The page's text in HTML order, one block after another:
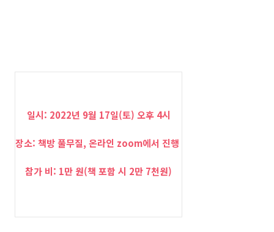
일시: 2022년 9월 17일(토) 오후 4시
장소: 책방 풀무질, 온라인 zoom에서 진행
참가 비: 1만 원(책 포함 시 2만 7천원)